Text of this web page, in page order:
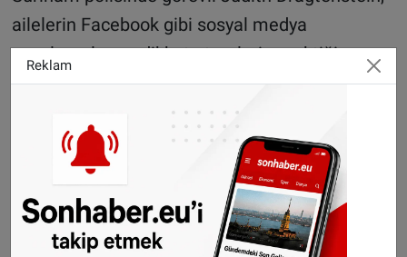
ailelerin Facebook gibi sosyal medya
uygulamalarına dikkat etmeleri gerektiği
konusunda uyardı. Sadece kızların değil erkek
çocuklarının da kandırılmaya çalışıldığını
vurgulayan Dragtenstein, ''çocuklarınızı internet
ortamında takip edin'' tavsiyesinde bulundu.
SONHABER.EU
Reklam